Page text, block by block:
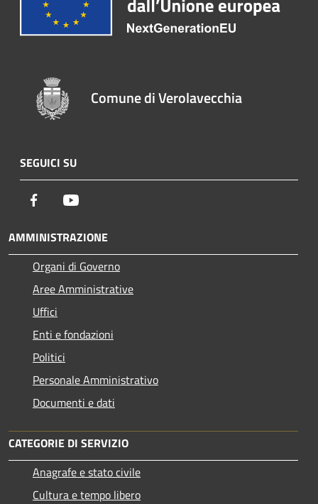
Comune di Verolavecchia
SEGUICI SU
Facebook
AMMINISTRAZIONE
Organi di Governo
Aree Amministrative
Uffici
Enti e fondazioni
Politici
Personale Amministrativo
Documenti e dati
CATEGORIE DI SERVIZIO
Anagrafe e stato civile
Cultura e tempo libero